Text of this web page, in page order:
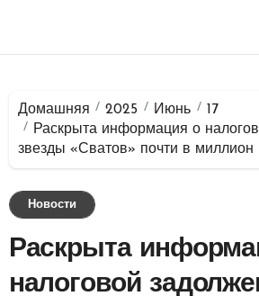
Домашняя 2025 Июнь
17
Раскрыта информация о
звезды «Сватов» почти в миллион
Новости
Раскрыта
налоговой